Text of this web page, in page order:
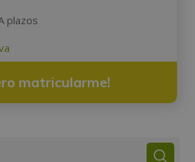
plazos
matricularme!